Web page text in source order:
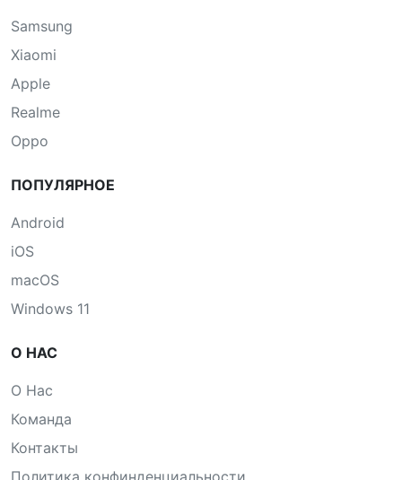
Samsung
Xiaomi
Apple
Realme
Oppo
ПОПУЛЯРНОЕ
Android
iOS
macOS
Windows 11
О НАС
О Нас
Команда
Контакты
Политика конфинденциальности